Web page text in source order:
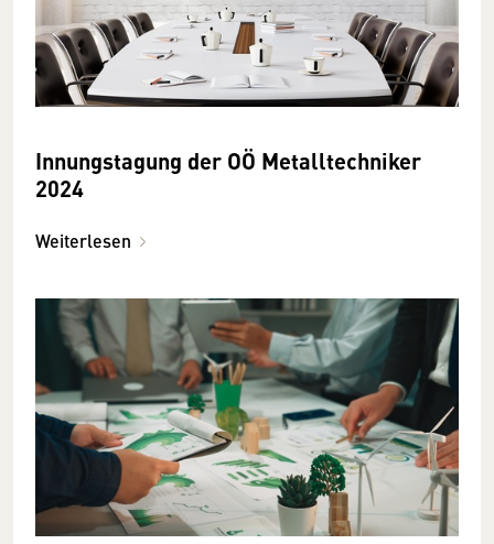
Innungstagung der OÖ Metalltechniker
2024
Weiterlesen